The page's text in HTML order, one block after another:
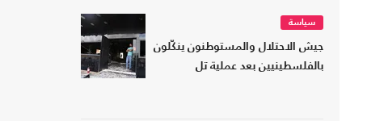
سياسة
جيش الاحتلال والمستوطنون ينكّلون
بالفلسطينيين بعد عملية تل